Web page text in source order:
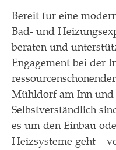
Bereit für eine
Bad- und
beraten und
Engagement bei der
Mühldorf am Inn und
Selbstverständlich
es um den Einbau
Heizsysteme geht –